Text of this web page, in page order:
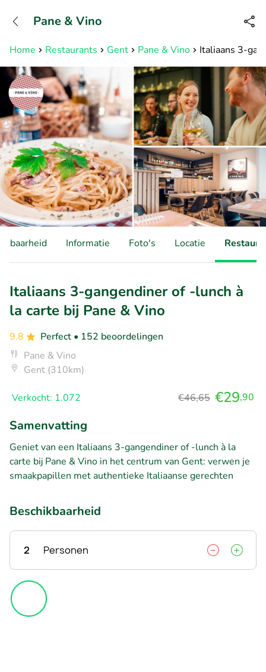
Bereikbaar tot 23:00 uur
Home Restaurants Gent Pane & Vino Italiaans 3-
Pane & Vino
Informatie Foto's Locatie
Italiaans 3-gangendiner of -lunch à
la carte bij Pane & Vino
9.8 Perfect • 152 beoordelingen
Pane & Vino
Gent (310km)
Verkocht: 1.072 €46,65 €29,90
Samenvatting
Geniet van een Italiaans 3-gangendiner of -lunch à la
carte bij Pane & Vino in het centrum van Gent: verwen je
smaakpapillen met authentieke Italiaanse gerechten
Beschikbaarheid
2 Personen